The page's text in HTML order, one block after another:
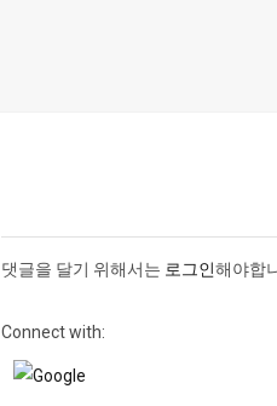
댓글을 달기 위해서는 로그인해야합
Connect with: